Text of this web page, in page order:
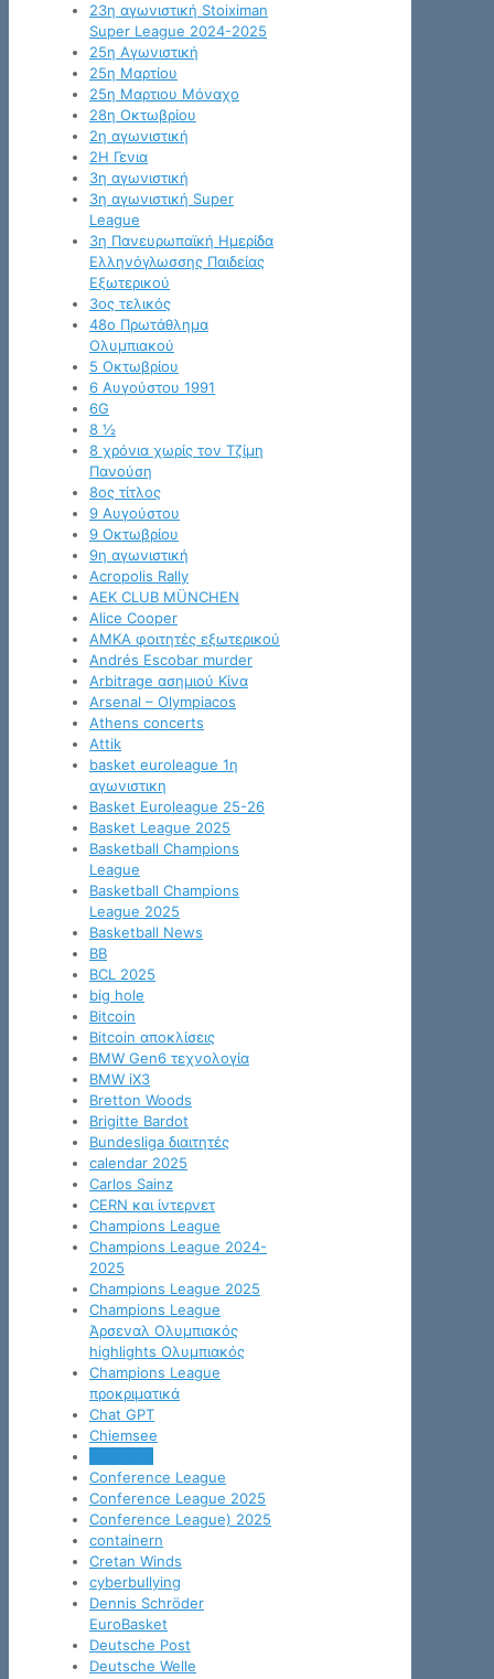
23η αγωνιστική Stoiximan
Super League 2024-2025
25η Αγωνιστική
25η Μαρτίου
25η Μαρτιου Μόναχο
28η Οκτωβρίου
2η αγωνιστική
2Η Γενια
3η αγωνιστική
3η αγωνιστική Super
League
3η Πανευρωπαϊκή Ημερίδα
Ελληνόγλωσσης Παιδείας
Εξωτερικού
3ος τελικός
48ο Πρωτάθλημα
Ολυμπιακού
5 Οκτωβρίου
6 Αυγούστου 1991
6G
8 ½
8 χρόνια χωρίς τον Τζίμη
Πανούση
8ος τίτλος
9 Αυγούστου
9 Οκτωβρίου
9η αγωνιστική
Acropolis Rally
AEK CLUB MÜNCHEN
Alice Cooper
AMKA φοιτητές εξωτερικού
Andrés Escobar murder
Arbitrage ασημιού Κίνα
Arsenal – Olympiacos
Athens concerts
Attik
basket euroleague 1η
αγωνιστικη
Basket Euroleague 25-26
Basket League 2025
Basketball Champions
League
Basketball Champions
League 2025
Basketball News
BB
BCL 2025
big hole
Bitcoin
Bitcoin αποκλίσεις
BMW Gen6 τεχνολογία
BMW iX3
Bretton Woods
Brigitte Bardot
Bundesliga διαιτητές
calendar 2025
Carlos Sainz
CERN και ίντερνετ
Champions League
Champions League 2024-
2025
Champions League 2025
Champions League
Άρσεναλ Ολυμπιακός
highlights Ολυμπιακός
Champions League
προκριματικά
Chat GPT
Chiemsee
Conference League
Conference League 2025
Conference League) 2025
containern
Cretan Winds
cyberbullying
Dennis Schröder
EuroBasket
Deutsche Post
Deutsche Welle